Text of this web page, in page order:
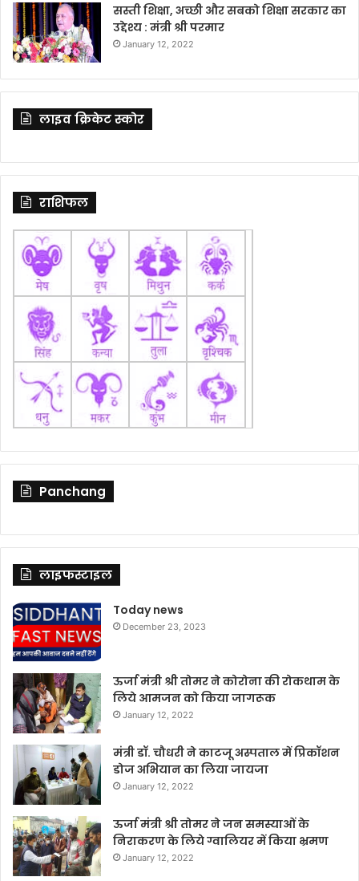
सस्ती शिक्षा, अच्छी और सबको शिक्षा सरकार का
उद्देश्य : मंत्री श्री परमार
January 12, 2022
लाइव क्रिकेट स्कोर
राशिफल
Panchang
लाइफस्टाइल
Today news
December 23, 2023
ऊर्जा मंत्री श्री तोमर ने कोरोना की रोकथाम के
लिये आमजन को किया जागरूक
January 12, 2022
मंत्री डॉ. चौधरी ने काटजू अस्पताल में प्रिकॉशन
डोज अभियान का लिया जायजा
January 12, 2022
ऊर्जा मंत्री श्री तोमर ने जन समस्याओं के
निराकरण के लिये ग्वालियर में किया भ्रमण
January 12, 2022